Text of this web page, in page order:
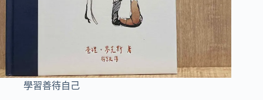
學習善待自己